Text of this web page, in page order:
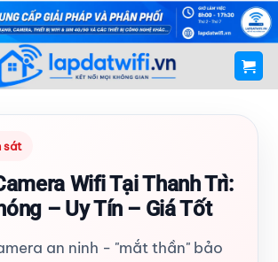
sát
Wifi Tại Thanh Trì:
– Uy Tín – Giá Tốt
an ninh - "mắt thần" bảo